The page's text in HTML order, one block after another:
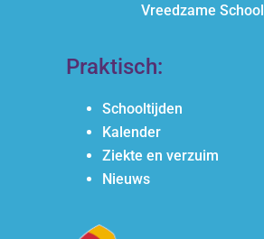
Vreedzame School
Praktisch:
Schooltijden
Kalender
Ziekte en verzuim
Nieuws